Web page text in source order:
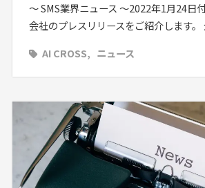
〜 SMS業界ニュース 〜2022年1月24日
会社のプレスリリースをご紹介します。
AI CROSS
ニュース